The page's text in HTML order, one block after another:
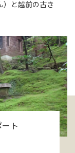
）と越前の古き
ト